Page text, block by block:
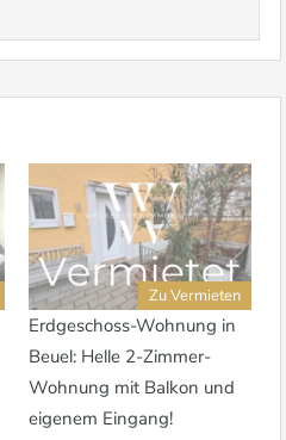
Zu Vermieten
Erdgeschoss-Wohnung in
Beuel: Helle 2-Zimmer-
Wohnung mit Balkon und
eigenem Eingang!